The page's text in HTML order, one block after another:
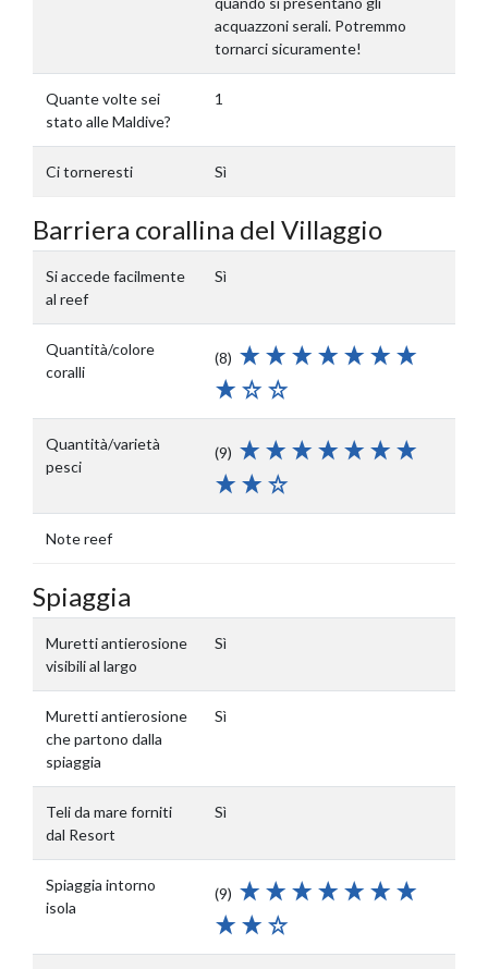
acquazzoni serali. Potremmo
tornarci sicuramente!
Quante volte sei
stato alle Maldive?
1
Ci torneresti Sì
Barriera corallina del Villaggio
Si accede facilmente
al reef
Sì
Quantità/colore
coralli
(8)
Quantità/varietà
pesci
(9)
Note reef
Spiaggia
Muretti antierosione
visibili al largo
Sì
Muretti antierosione
che partono dalla
spiaggia
Sì
Teli da mare forniti
dal Resort
Sì
Spiaggia intorno
isola
(9)